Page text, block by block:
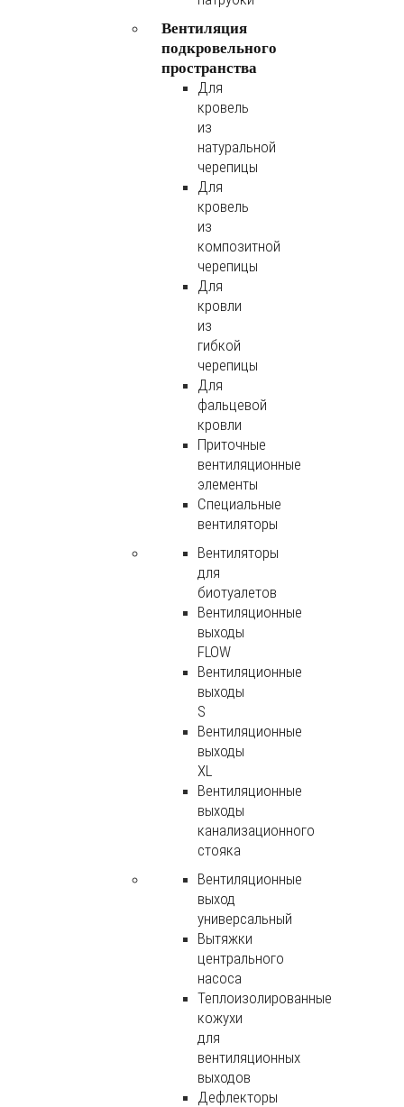
Вентиляция
подкровельного
пространства
Для
кровель
из
натуральной
черепицы
Для
кровель
из
композитной
черепицы
Для
кровли
из
гибкой
черепицы
Для
фальцевой
кровли
Приточные
вентиляционные
элементы
Специальные
вентиляторы
Вентиляторы
для
биотуалетов
Вентиляционные
выходы
FLOW
Вентиляционные
выходы
S
Вентиляционные
выходы
XL
Вентиляционные
выходы
канализационного
стояка
Вентиляционные
выход
универсальный
Вытяжки
центрального
насоса
Теплоизолированные
кожухи
для
вентиляционных
выходов
Дефлекторы